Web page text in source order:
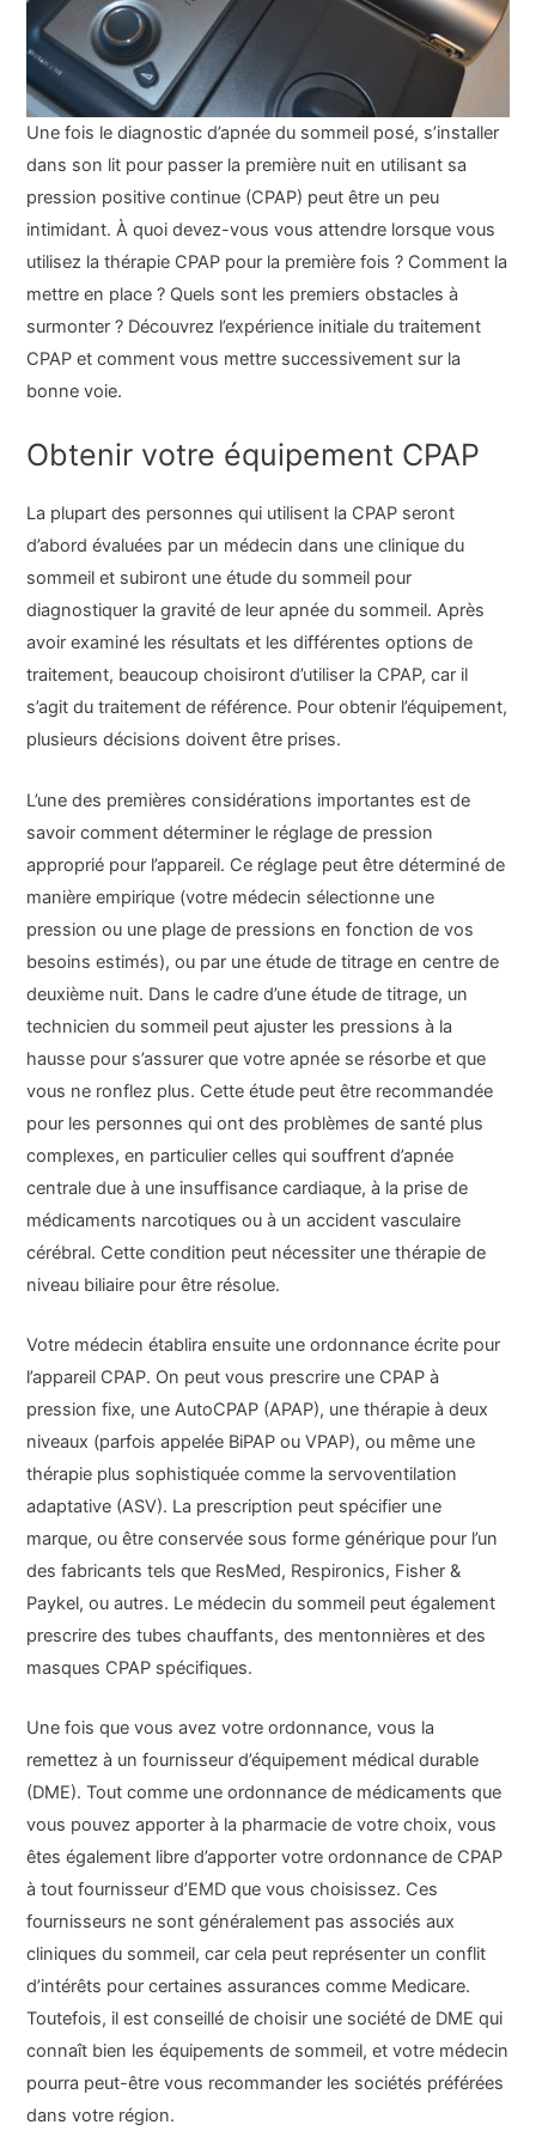
Une fois le diagnostic d’apnée du sommeil posé, s’installer
dans son lit pour passer la première nuit en utilisant sa
pression positive continue (CPAP) peut être un peu
intimidant. À quoi devez-vous vous attendre lorsque vous
utilisez la thérapie CPAP pour la première fois ? Comment la
mettre en place ? Quels sont les premiers obstacles à
surmonter ? Découvrez l’expérience initiale du traitement
CPAP et comment vous mettre successivement sur la
bonne voie.
Obtenir votre équipement CPAP
La plupart des personnes qui utilisent la CPAP seront
d’abord évaluées par un médecin dans une clinique du
sommeil et subiront une étude du sommeil pour
diagnostiquer la gravité de leur apnée du sommeil. Après
avoir examiné les résultats et les différentes options de
traitement, beaucoup choisiront d’utiliser la CPAP, car il
s’agit du traitement de référence. Pour obtenir l’équipement,
plusieurs décisions doivent être prises.
L’une des premières considérations importantes est de
savoir comment déterminer le réglage de pression
approprié pour l’appareil. Ce réglage peut être déterminé de
manière empirique (votre médecin sélectionne une
pression ou une plage de pressions en fonction de vos
besoins estimés), ou par une étude de titrage en centre de
deuxième nuit. Dans le cadre d’une étude de titrage, un
technicien du sommeil peut ajuster les pressions à la
hausse pour s’assurer que votre apnée se résorbe et que
vous ne ronflez plus. Cette étude peut être recommandée
pour les personnes qui ont des problèmes de santé plus
complexes, en particulier celles qui souffrent d’apnée
centrale due à une insuffisance cardiaque, à la prise de
médicaments narcotiques ou à un accident vasculaire
cérébral. Cette condition peut nécessiter une thérapie de
niveau biliaire pour être résolue.
Votre médecin établira ensuite une ordonnance écrite pour
l’appareil CPAP. On peut vous prescrire une CPAP à
pression fixe, une AutoCPAP (APAP), une thérapie à deux
niveaux (parfois appelée BiPAP ou VPAP), ou même une
thérapie plus sophistiquée comme la servoventilation
adaptative (ASV). La prescription peut spécifier une
marque, ou être conservée sous forme générique pour l’un
des fabricants tels que ResMed, Respironics, Fisher &
Paykel, ou autres. Le médecin du sommeil peut également
prescrire des tubes chauffants, des mentonnières et des
masques CPAP spécifiques.
Une fois que vous avez votre ordonnance, vous la
remettez à un fournisseur d’équipement médical durable
(DME). Tout comme une ordonnance de médicaments que
vous pouvez apporter à la pharmacie de votre choix, vous
êtes également libre d’apporter votre ordonnance de CPAP
à tout fournisseur d’EMD que vous choisissez. Ces
fournisseurs ne sont généralement pas associés aux
cliniques du sommeil, car cela peut représenter un conflit
d’intérêts pour certaines assurances comme Medicare.
Toutefois, il est conseillé de choisir une société de DME qui
connaît bien les équipements de sommeil, et votre médecin
pourra peut-être vous recommander les sociétés préférées
dans votre région.